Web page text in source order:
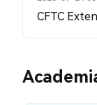
CFTC